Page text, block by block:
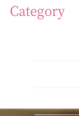
Category